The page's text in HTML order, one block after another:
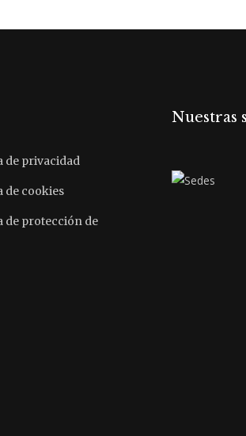
de privacidad
de cookies
de protección de
Nuestras